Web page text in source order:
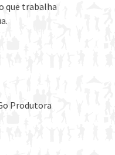
que trabalha
Produtora